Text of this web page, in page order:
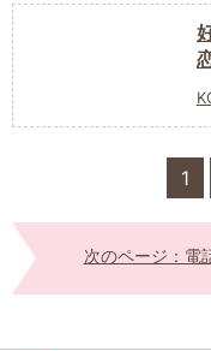
1
次のページ：電